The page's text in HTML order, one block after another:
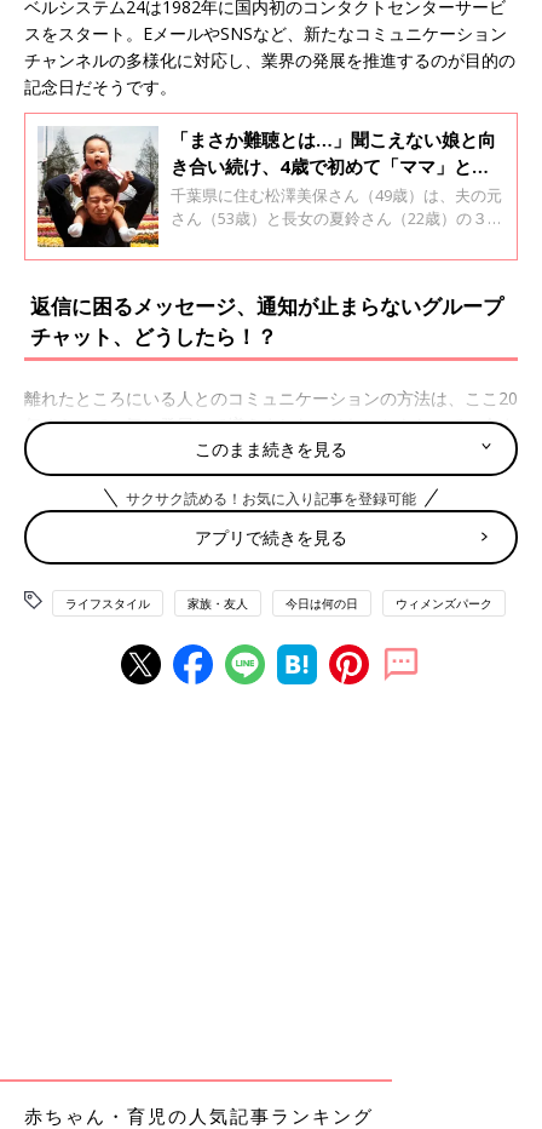
ベルシステム24は1982年に国内初のコンタクトセンターサービ
スをスタート。EメールやSNSなど、新たなコミュニケーション
チャンネルの多様化に対応し、業界の発展を推進するのが目的の
記念日だそうです。
「まさか難聴とは…」聞こえない娘と向
き合い続け、4歳で初めて「ママ」と呼
んでくれた日【体験談】
千葉県に住む松澤美保さん（49歳）は、夫の元
さん（53歳）と長女の夏鈴さん（22歳）の３人
まもなく難聴と診断され、３歳で人工内耳を装
に、言葉の練習に取り組んだ美保さん。その子
育てについて話を聞きました。全２回のインタ
ビューの１回目です。
返信に困るメッセージ、通知が止まらないグループ
チャット、どうしたら！？
離れたところにいる人とのコミュニケーションの方法は、ここ20
年くらいで一気に発展して増えました。それにともなって、今ま
でにないトラブルに悩まされることもあるわけで……。
口コミサイト『ウィメンズパーク』でもコミュニケーションツー
ルにまつわるトラブルの口コミが！
ママ友から返信に困るLINEやメッセージが届くことも。
「一昨日から旅行中で『今、空港着いて スーツケース待ち』と
か、写真を送ってきては『今 どこどこで 限定スイーツ食べて
る！』とか…。“インスタに投稿したら！”って返信したら『子ど
もの野球チームの親に旅行がバレる』とか言って、私が迷惑して
プラインに送ってくるのでは？」という意見も。
納得ですが、送られるほうはたまったものではないですね……。
このまま続きを見る
サクサク読める！お気に入り記事を登録可能
アプリで続きを見る
ライフスタイル 家族・友人 今日は何の日 ウィメンズパーク
赤ちゃん・育児の人気記事ランキング